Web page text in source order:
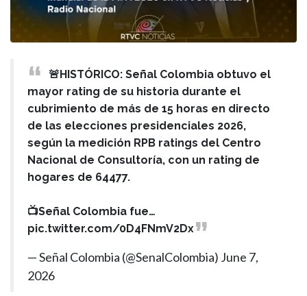
🚨HISTÓRICO: Señal Colombia obtuvo el
mayor rating de su historia durante el
cubrimiento de más de 15 horas en directo
de las elecciones presidenciales 2026,
según la medición RPB ratings del Centro
Nacional de Consultoría, con un rating de
hogares de 64477.
📺Señal Colombia fue…
pic.twitter.com/0D4FNmV2Dx
— Señal Colombia (@SenalColombia) June 7,
2026